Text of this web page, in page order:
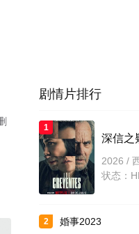
剧情片排行
1
深信之
2026 /
状态：
2 婚事2023